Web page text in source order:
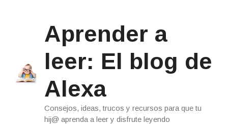
Aprender a
leer: El blog de
Alexa
Consejos, ideas, trucos y recursos para que tu
hij@ aprenda a leer y disfrute leyendo